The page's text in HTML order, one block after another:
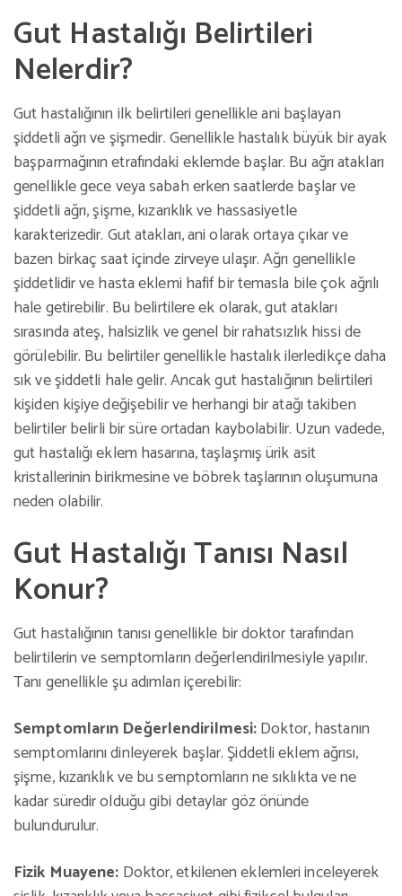
Gut Hastalığı Belirtileri
Nelerdir?
Gut hastalığının ilk belirtileri genellikle ani başlayan
şiddetli ağrı ve şişmedir. Genellikle hastalık büyük bir ayak
başparmağının etrafındaki eklemde başlar. Bu ağrı atakları
genellikle gece veya sabah erken saatlerde başlar ve
şiddetli ağrı, şişme, kızarıklık ve hassasiyetle
karakterizedir. Gut atakları, ani olarak ortaya çıkar ve
bazen birkaç saat içinde zirveye ulaşır. Ağrı genellikle
şiddetlidir ve hasta eklemi hafif bir temasla bile çok ağrılı
hale getirebilir. Bu belirtilere ek olarak, gut atakları
sırasında ateş, halsizlik ve genel bir rahatsızlık hissi de
görülebilir. Bu belirtiler genellikle hastalık ilerledikçe daha
sık ve şiddetli hale gelir. Ancak gut hastalığının belirtileri
kişiden kişiye değişebilir ve herhangi bir atağı takiben
belirtiler belirli bir süre ortadan kaybolabilir. Uzun vadede,
gut hastalığı eklem hasarına, taşlaşmış ürik asit
kristallerinin birikmesine ve böbrek taşlarının oluşumuna
neden olabilir.
Gut Hastalığı Tanısı Nasıl
Konur?
Gut hastalığının tanısı genellikle bir doktor tarafından
belirtilerin ve semptomların değerlendirilmesiyle yapılır.
Tanı genellikle şu adımları içerebilir:
Semptomların Değerlendirilmesi:Doktor, hastanın
semptomlarını dinleyerek başlar. Şiddetli eklem ağrısı,
şişme, kızarıklık ve bu semptomların ne sıklıkta ve ne
kadar süredir olduğu gibi detaylar göz önünde
bulundurulur.
Fizik Muayene: Doktor, etkilenen eklemleri inceleyerek